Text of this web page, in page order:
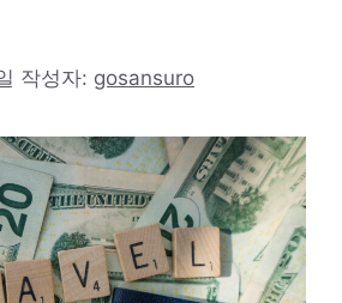
작성자: gosansuro